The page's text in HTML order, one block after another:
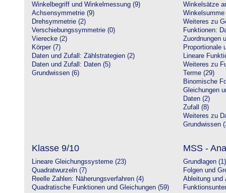
Winkelbegriff und Winkelmessung (9)
Achsensymmetrie (9)
Drehsymmetrie (2)
Verschiebungssymmetrie (0)
Vierecke (2)
Körper (7)
Daten und Zufall: Zählstrategien (2)
Daten und Zufall: Daten (5)
Grundwissen (6)
Winkelsätze
Weiteres zu
Funktionen:
Zuordnungen
Proportionale
Lineare
Weiteres zu
Terme (29)
Binomische
Gleichungen
Daten (2)
Zufall (8)
Weiteres zu
Grundwissen
Klasse 9/10
Lineare Gleichungssysteme (23)
Quadratwurzeln (7)
Reelle Zahlen: Näherungsverfahren (4)
Quadratische Funktionen und Gleichungen (59)
MSS -
Grundlagen (1)
Folgen und
Ableitung und